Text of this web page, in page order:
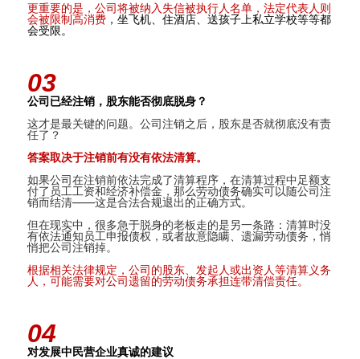
更重要的是，公司将被纳入失信被执行人名单，法定代表人则
会被限制高消费 ，坐飞机、住酒店、送孩子上私立学校等等都
会受限。
03
公司已经注销，股东能否彻底脱身？
这才是最关键的问题。公司注销之后，股东是否就彻底没有责
任了？
答案取决于注销前有没有依法清算。
如果公司在注销前依法完成了清算程序 ，在清算过程中足额支
付了员工工资和经济补偿金，那么劳动债务确实可以随公司注
销而结清——这是合法合规退出的正确方式。
但在现实中，很多急于脱身的老板走的是另一条路：清算时没
有依法通知员工申报债权，或者故意隐瞒、遗漏劳动债务，悄
悄把公司注销掉。
根据相关法律规定，公司的股东、发起人或出资人等清算义务
人，可能需要对公司遗留的劳动债务承担连带清偿责任。
04
对发展中民营企业真诚的建议